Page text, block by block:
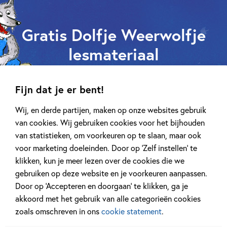
Fijn dat je er bent!
Wij, en derde partijen, maken op onze websites gebruik
van cookies. Wij gebruiken cookies voor het bijhouden
van statistieken, om voorkeuren op te slaan, maar ook
voor marketing doeleinden. Door op ‘Zelf instellen’ te
klikken, kun je meer lezen over de cookies die we
gebruiken op deze website en je voorkeuren aanpassen.
Door op ‘Accepteren en doorgaan’ te klikken, ga je
akkoord met het gebruik van alle categorieën cookies
zoals omschreven in onscookie statement.
Gratis Dolfje Weerwolfje
lesmateriaal